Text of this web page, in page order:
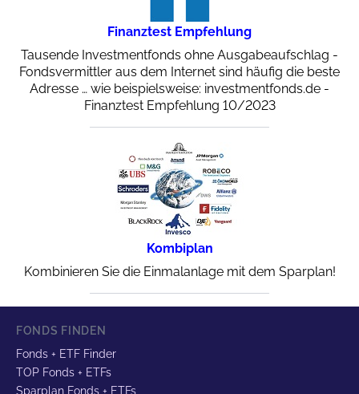
Finanztest Empfehlung
Tausende Investmentfonds ohne Ausgabeaufschlag -
Fondsvermittler aus dem Internet sind häufig die beste
Adresse … wie beispielsweise: investmentfonds.de -
Finanztest Empfehlung 10/2023
Kombiplan
Kombinieren Sie die Einmalanlage mit dem Sparplan!
FONDS FINDEN
Fonds + ETF Finder
TOP Fonds + ETFs
Sparplan Fonds + ETFs